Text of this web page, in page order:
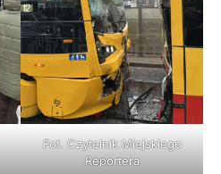
Fot. Czytelnik Miejskiego
Reportera